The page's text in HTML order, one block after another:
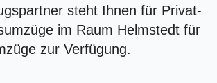
steht Ihnen für Privat-
im Raum Helmstedt für
zur Verfügung.